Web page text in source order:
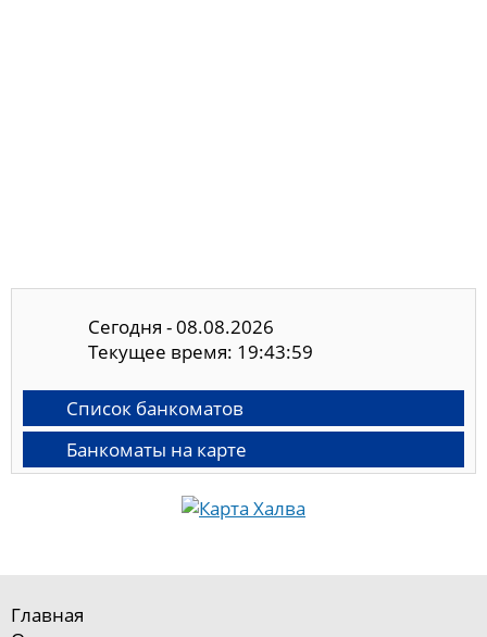
Сегодня - 08.08.2026
Текущее время: 19:44:00
Список банкоматов
Банкоматы на карте
Главная